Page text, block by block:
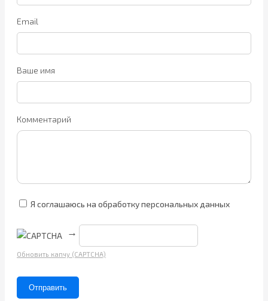
Email
Ваше имя
Комментарий
Я соглашаюсь на обработку персональных данных
→
Обновить капчу (CAPTCHA)